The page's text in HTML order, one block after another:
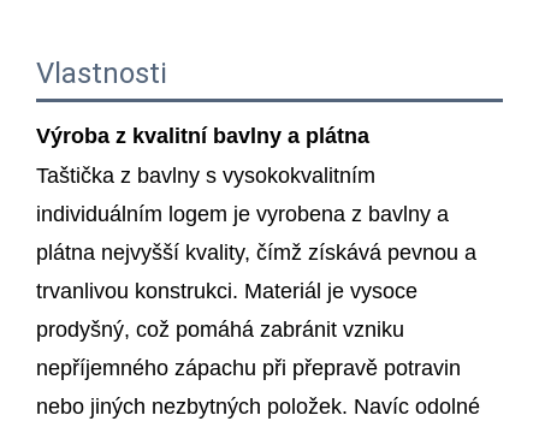
Vlastnosti
Výroba z kvalitní bavlny a plátna
Taštička z bavlny s vysokokvalitním
individuálním logem je vyrobena z bavlny a
plátna nejvyšší kvality, čímž získává pevnou a
trvanlivou konstrukci. Materiál je vysoce
prodyšný, což pomáhá zabránit vzniku
nepříjemného zápachu při přepravě potravin
nebo jiných nezbytných položek. Navíc odolné